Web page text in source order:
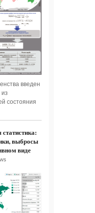
введен
состояния
выбросы
виде